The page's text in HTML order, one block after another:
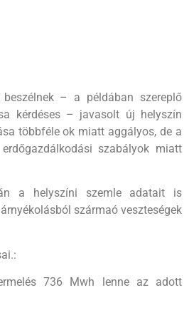
– a példában szereplő
kérdéses – javasolt új helyszín
többféle ok miatt aggályos, de a
szabályok miatt
a helyszíni szemle adatait is
szármaó veszteségek
736 Mwh lenne az adott